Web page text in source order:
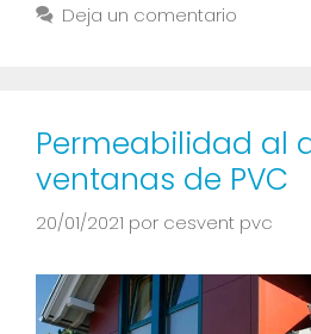
Deja un comentario
Permeabilidad al
ventanas de PVC
20/01/2021 por cesvent pvc